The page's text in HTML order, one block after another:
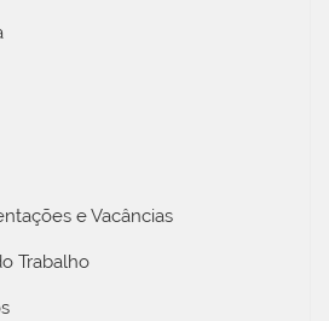
e Vacâncias
Trabalho